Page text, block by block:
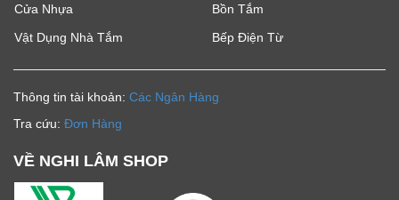
Cửa Nhựa
Bồn Tắm
Vật Dụng Nhà Tắm
Bếp Điện Từ
Thông tin tài khoản: Các Ngân Hàng
Tra cứu: Đơn Hàng
VỀ NGHI LÂM SHOP